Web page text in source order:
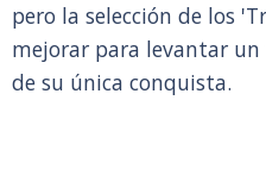
pero la selección de los
mejorar para levantar un
de su única conquista.